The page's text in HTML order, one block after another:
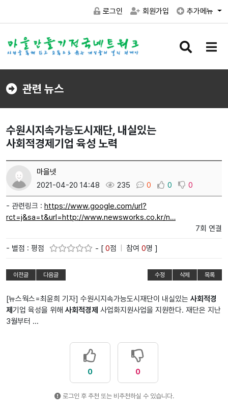
로그인 회원가입 추가메뉴
검
버
메
버
관련 뉴스
수원시지속가능도시재단, 내실있는
사회적경제기업 육성 노력
마을넷
2021-04-20 14:48
235 0 0 0
- 관련링크 : https://www.google.com/url?
rct=j&sa=t&url=http://www.newsworks.co.kr/n…
7회 연결
- 별점 : 평점 - [ 0점 참여 0명 ]
이전글 다음글 수정 삭제 목록
[뉴스웍스=최윤희 기자] 수원시지속가능도시재단이 내실있는 사회적경
제 기업 육성을 위해 사회적경제 사업화지원사업을 지원한다. 재단은 지난
3월부터 ...
0 0
로그인 후 추천 또는 비추천하실 수 있습니다.